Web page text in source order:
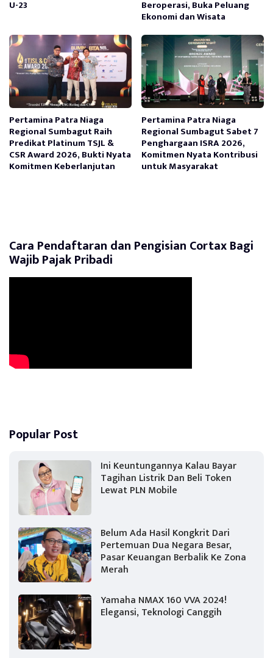
U-23 Beroperasi, Buka Peluang
Ekonomi dan Wisata
Pertamina Patra Niaga
Regional Sumbagut Raih
Predikat Platinum TSJL &
CSR Award 2026, Bukti Nyata
Komitmen Keberlanjutan
Pertamina Patra Niaga
Regional Sumbagut Sabet 7
Penghargaan ISRA 2026,
Komitmen Nyata Kontribusi
untuk Masyarakat
Cara Pendaftaran dan Pengisian Cortax Bagi
Wajib Pajak Pribadi
Popular Post
Ini Keuntungannya Kalau Bayar
Tagihan Listrik Dan Beli Token
Lewat PLN Mobile
Belum Ada Hasil Kongkrit Dari
Pertemuan Dua Negara Besar,
Pasar Keuangan Berbalik Ke Zona
Merah
Yamaha NMAX 160 VVA 2024!
Elegansi, Teknologi Canggih